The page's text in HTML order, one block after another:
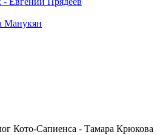
Манукян
Кото-Сапиенса - Тамара Крюкова